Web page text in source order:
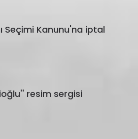
Seçimi Kanunu'na iptal
resim sergisi